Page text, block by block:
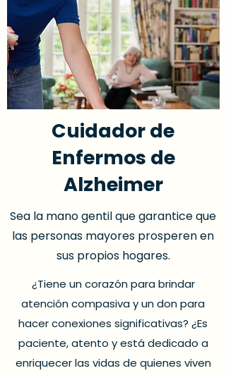
Cuidador de
Enfermos de
Alzheimer
Sea la mano gentil que garantice que
las personas mayores prosperen en
sus propios hogares.
¿Tiene un corazón para brindar
atención compasiva y un don para
hacer conexiones significativas? ¿Es
paciente, atento y está dedicado a
enriquecer las vidas de quienes viven